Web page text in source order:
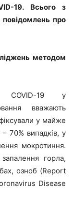
19. Всього з
про
методом
COVID-19 у
вважають
у майже
70% випадків, у
мокротиння.
горла,
озноб (Report
Disease